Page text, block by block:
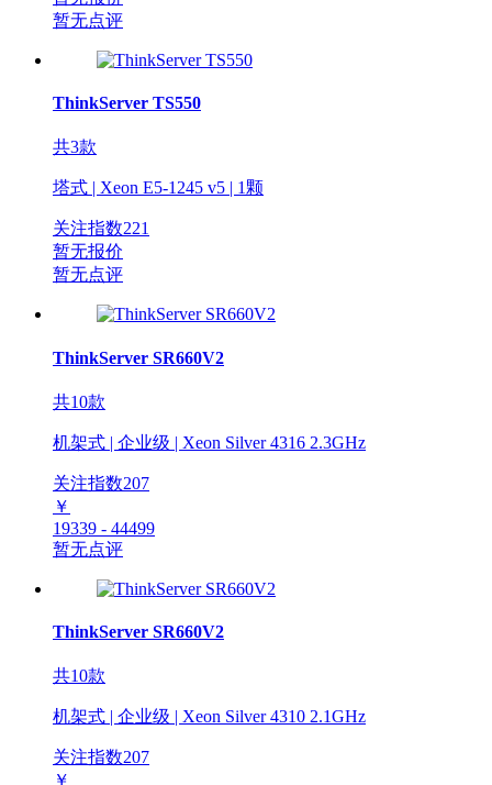
暂无点评
ThinkServer TS550
共3款
塔式 | Xeon E5-1245 v5 | 1颗
关注指数221
暂无报价
暂无点评
ThinkServer SR660V2
共10款
机架式 | 企业级 | Xeon Silver 4316 2.3GHz
关注指数207
￥
19339 - 44499
暂无点评
ThinkServer SR660V2
共10款
机架式 | 企业级 | Xeon Silver 4310 2.1GHz
关注指数207
￥